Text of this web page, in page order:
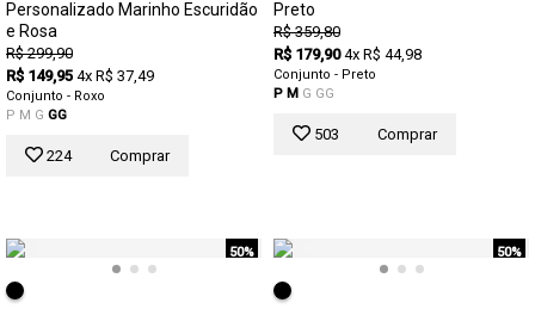
Personalizado Marinho Escuridão
e Rosa
R$ 299,90
R$ 149,95 4x R$ 37,49
Conjunto - Roxo
P M G GG
224 Comprar
Preto
R$ 359,80
R$ 179,90 4x R$ 44,98
Conjunto - Preto
P M G GG
503 Comprar
50% 50%